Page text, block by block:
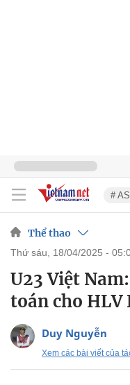
#
Thể thao
thứ sáu, 18/04/2025 -
U23 Việt
toán cho HLV
Duy Nguyễn
Xem các bài viết của